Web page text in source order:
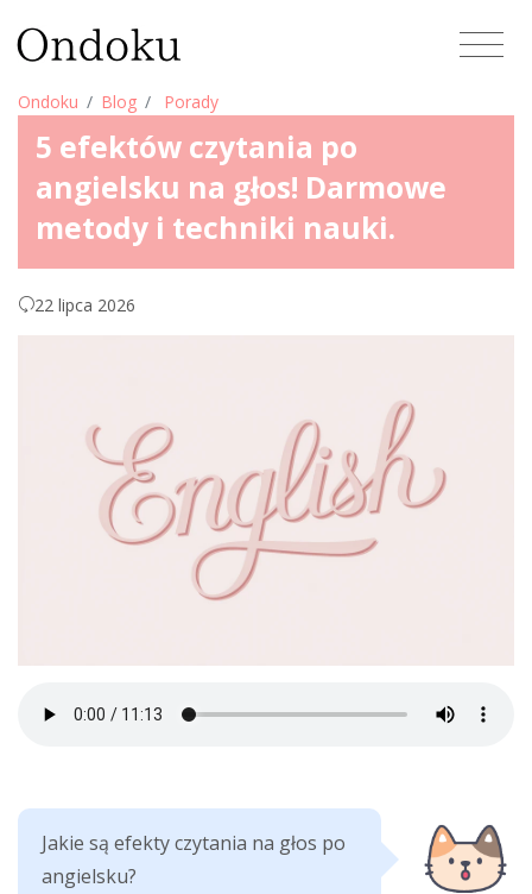
Ondoku Blog Porady
5 efektów czytania po
angielsku na głos! Darmowe
metody i techniki nauki.
22 lipca 2026
Jakie są efekty czytania na głos po
angielsku?